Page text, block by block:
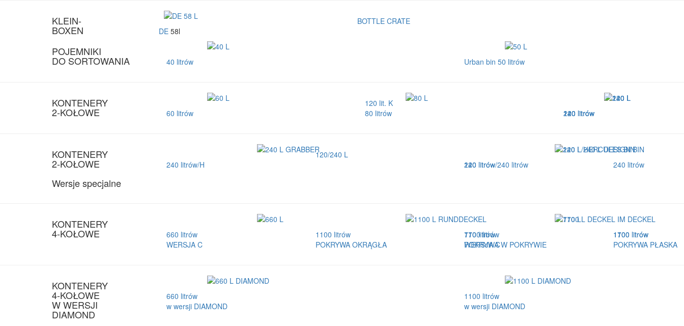
KLEIN-
BOXEN DE 58l
BOTTLE CRATE
POJEMNIKI
DO SORTOWANIA 40 litrów Urban bin 50 litrów
KONTENERY
2-KOŁOWE 60 litrów 80 litrów 120 litrów
120 lit. K
140 litrów
240 litrów
KONTENERY
2-KOŁOWE
Wersje specjalne
240 litrów/H 240 litrów
120/240 L
240 litrów
120 litrów/240 litrów
KONTENERY
4-KOŁOWE
660 litrów
WERSJA C
770 litrów
WERSJA C
1100 litrów
POKRYWA OKRĄGŁA
1100 litrów
POKRYWA PŁASKA
1100 litrów
POKRYWA W POKRYWIE
1700 litrów
KONTENERY
4-KOŁOWE
W WERSJI
DIAMOND
660 litrów
w wersji DIAMOND
1100 litrów
w wersji DIAMOND